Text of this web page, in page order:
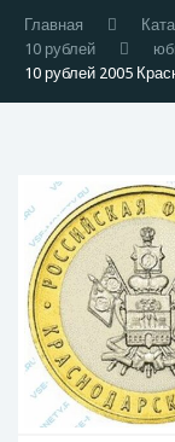
Главная
10 рублей
10 рублей 2005